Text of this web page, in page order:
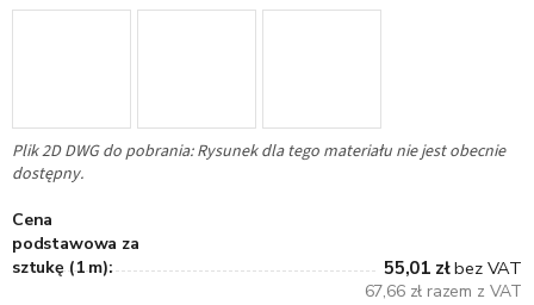
Plik 2D DWG do pobrania: Rysunek dla tego materiału nie jest obecnie
dostępny.
Cena
podstawowa za
sztukę (1 m):
55,01 złbez VAT
67,66 zł razem z VAT